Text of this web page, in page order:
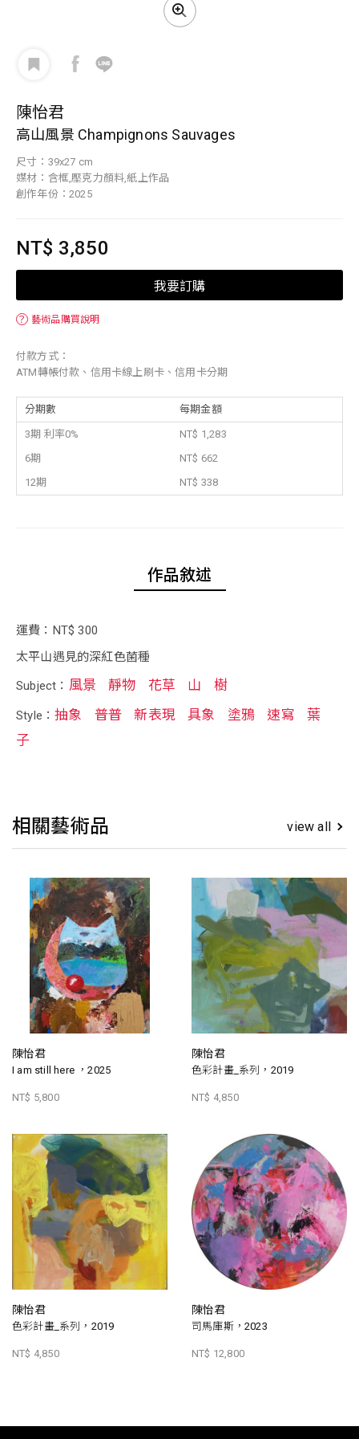
陳怡君
高山風景 Champignons Sauvages
尺寸：39x27 cm
媒材：含框,壓克力顏料,紙上作品
創作年份：2025
NT$ 3,850
我要訂購
？ 藝術品購買說明
付款方式：
ATM轉帳付款、信用卡線上刷卡、信用卡分期
分期數 每期金額
3期 利率0%
NT$ 1,283
6期
NT$ 662
12期
NT$ 338
作品敘述
運費：NT$ 300
太平山遇見的深紅色菌種
Subject： 風景 靜物 花草 山 樹
Style：抽象 普普 新表現 具象 塗鴉 速寫
葉
子
相關藝術品 view all
陳怡君
I am still here ，2025
NT$ 5,800
陳怡君
色彩計畫_系列，2019
NT$ 4,850
陳怡君
色彩計畫_系列，2019
NT$ 4,850
陳怡君
司馬庫斯，2023
NT$ 12,800